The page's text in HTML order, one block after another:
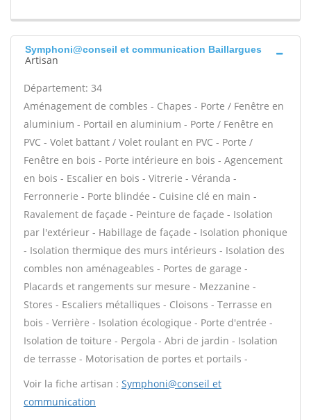
Symphoni@conseil et communication Baillargues
Artisan
Département: 34
Aménagement de combles - Chapes - Porte / Fenêtre en
aluminium - Portail en aluminium - Porte / Fenêtre en
PVC - Volet battant / Volet roulant en PVC - Porte /
Fenêtre en bois - Porte intérieure en bois - Agencement
en bois - Escalier en bois - Vitrerie - Véranda -
Ferronnerie - Porte blindée - Cuisine clé en main -
Ravalement de façade - Peinture de façade - Isolation
par l'extérieur - Habillage de façade - Isolation phonique
- Isolation thermique des murs intérieurs - Isolation des
combles non aménageables - Portes de garage -
Placards et rangements sur mesure - Mezzanine -
Stores - Escaliers métalliques - Cloisons - Terrasse en
bois - Verrière - Isolation écologique - Porte d'entrée -
Isolation de toiture - Pergola - Abri de jardin - Isolation
de terrasse - Motorisation de portes et portails -
Voir la fiche artisan : Symphoni@conseil et
communication